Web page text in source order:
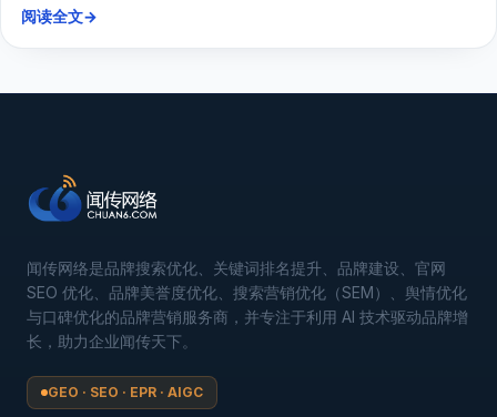
阅读全文→
闻传网络是品牌搜索优化、关键词排名提升、品牌建设、官网
SEO 优化、品牌美誉度优化、搜索营销优化（SEM）、舆情优化
与口碑优化的品牌营销服务商，并专注于利用 AI 技术驱动品牌增
长，助力企业闻传天下。
GEO · SEO · EPR · AIGC